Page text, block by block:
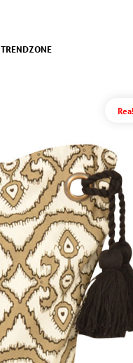
TRENDZONE
Rea!